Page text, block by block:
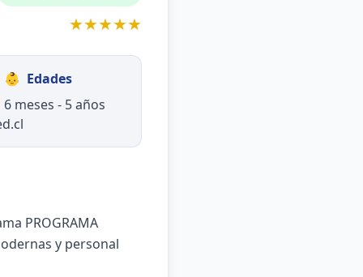
★★★★★
👶 Edades
6 meses - 5 años
PROGRAMA
y personal